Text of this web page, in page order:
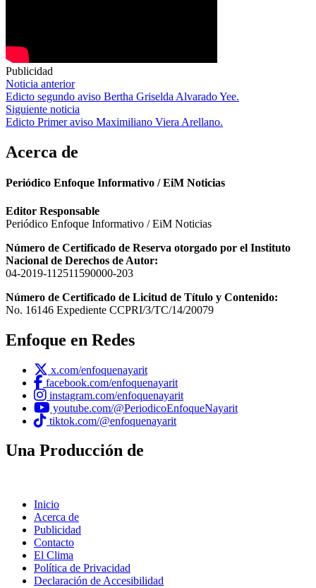
Publicidad
Navegación
de
entradas
Noticia anterior
Edicto segundo aviso Bertha Griselda Alvarado Yee.
Siguiente noticia
Edicto Primer aviso Maximiliano Viera Arellano.
Acerca de
Periódico Enfoque Informativo / EiM Noticias
Editor Responsable
Periódico Enfoque Informativo / EiM Noticias
Número de Certificado de Reserva otorgado por el Instituto
Nacional de Derechos de Autor:
04-2019-112511590000-203
Número de Certificado de Licitud de Título y Contenido:
No. 16146 Expediente CCPRI/3/TC/14/20079
Enfoque en Redes
x.com/enfoquenayarit
facebook.com/enfoquenayarit
instagram.com/enfoquenayarit
youtube.com/@PeriodicoEnfoqueNayarit
tiktok.com/@enfoquenayarit
Una Producción de
Inicio
Acerca de
Publicidad
Contacto
El Clima
Política de Privacidad
Declaración de Accesibilidad